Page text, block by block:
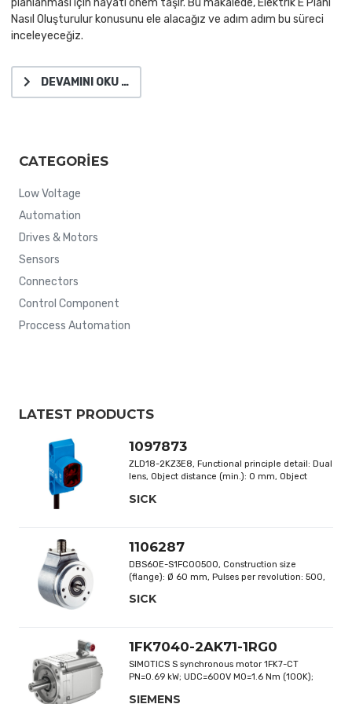
Nasıl Oluşturulur konusunu ele alacağız ve adım adım bu süreci
inceleyeceğiz.
DEVAMINI OKU …
CATEGORIES
Low Voltage
Automation
Drives & Motors
Sensors
Connectors
Control Component
Proccess Automation
LATEST PRODUCTS
1097873
ZLD18-2KZ3E8, Functional principle detail: Dual
lens, Object distance (min.): 0 mm, Object
PNP
SICK
1106287
DBS60E-S1FC00500, Construction size
(flange): Ø 60 mm, Pulses per revolution: 500,
design: Solid shaft, Servo flange
SICK
1FK7040-2AK71-1RG0
SIMOTICS S synchronous motor 1FK7-CT
PN=0.69 kW; UDC=600V M0=1.6 Nm (100K);
SIEMENS